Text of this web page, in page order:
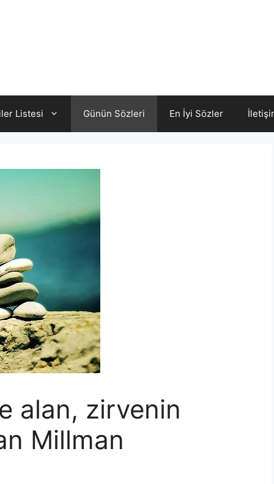
Listesi Günün Sözleri En İyi Sözler
alan, zirvenin
Millman